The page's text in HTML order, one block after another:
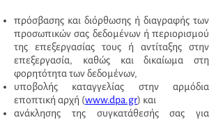
πρόσβασης και διόρθωσης ή διαγραφής των
προσωπικών σας δεδομένων ή περιορισμού
της επεξεργασίας τους ή αντίταξης στην
επεξεργασία, καθώς και δικαίωμα στη
φορητότητα των δεδομένων,
υποβολής καταγγελίας στην αρμόδια
εποπτική αρχή (www.dpa.gr) και
ανάκλησης της συγκατάθεσής σας για